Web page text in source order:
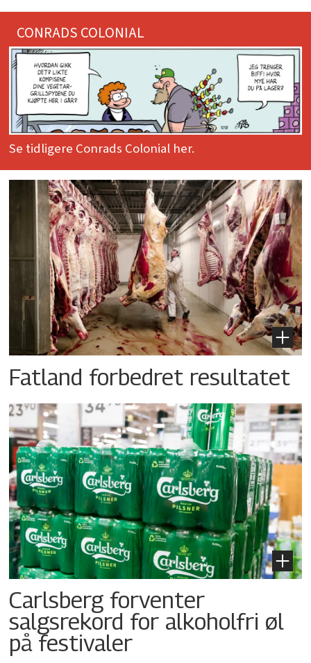
CONRADS COLONIAL
Se tidligere Conrads Colonial her.
Fatland forbedret resultatet
Carlsberg forventer
salgsrekord for alkoholfri øl
på festivaler